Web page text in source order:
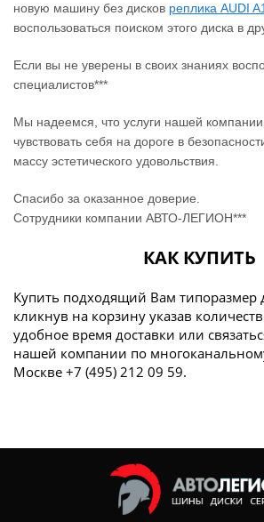
новую машину без дисков реплика AUDI
воспользоваться поиском этого диска в
Если вы не уверены в своих знаниях
специалистов***
Мы надеемся, что услуги нашей
чувствовать себя на дороге в
массу эстетического удовольствия.
Спасибо за оказанное доверие.
Сотрудники компании АВТО-ЛЕГИОН***
КАК КУПИТЬ
Купить подходящий Вам типоразмер
кликнув на корзину указав
удобное время доставки или
нашей компании по
Москве +7 (495) 212 09 59.